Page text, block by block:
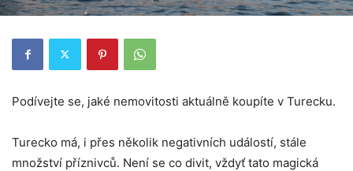
Podívejte se, jaké nemovitosti aktuálně koupíte v Turecku.
Turecko má, i přes několik negativních událostí, stále
množství příznivců. Není se co divit, vždyť tato magická
soubory
volitelné.
Jsou
nezbytné
fungování